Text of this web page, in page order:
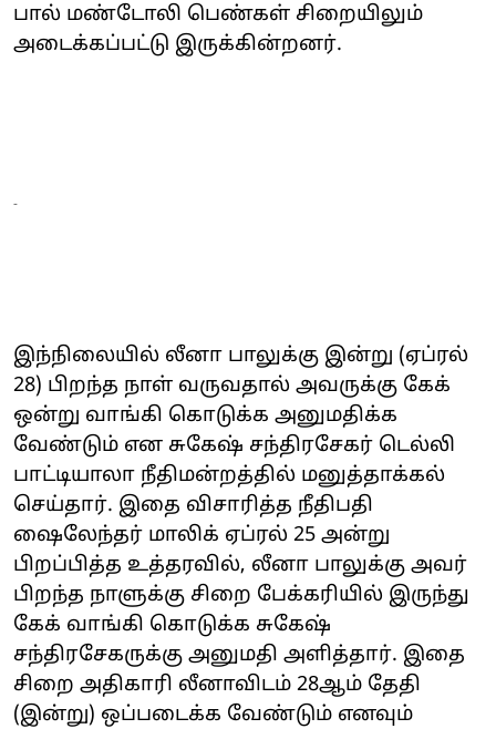
பால் மண்டோலி பெண்கள் சிறையிலும்
அடைக்கப்பட்டு இருக்கின்றனர்.
-
இந்நிலையில் லீனா பாலுக்கு இன்று (ஏப்ரல்
28) பிறந்த நாள் வருவதால் அவருக்கு கேக்
ஒன்று வாங்கி கொடுக்க அனுமதிக்க
வேண்டும் என சுகேஷ் சந்திரசேகர் டெல்லி
பாட்டியாலா நீதிமன்றத்தில் மனுத்தாக்கல்
செய்தார். இதை விசாரித்த நீதிபதி
ஷைலேந்தர் மாலிக் ஏப்ரல் 25 அன்று
பிறப்பித்த உத்தரவில், லீனா பாலுக்கு அவர்
பிறந்த நாளுக்கு சிறை பேக்கரியில் இருந்து
கேக் வாங்கி கொடுக்க சுகேஷ்
சந்திரசேகருக்கு அனுமதி அளித்தார். இதை
சிறை அதிகாரி லீனாவிடம் 28ஆம் தேதி
(இன்று) ஒப்படைக்க வேண்டும் எனவும்